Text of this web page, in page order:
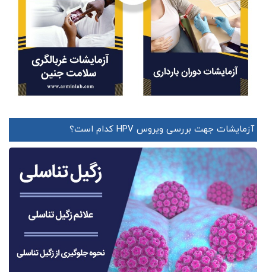
آزمایشات جهت بررسی ویروس HPV کدام است؟